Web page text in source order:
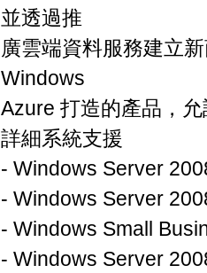
並透過推
廣雲端資料服務建立
Windows
Azure 打造的產品，
詳細系統支援
- Windows Server
- Windows Server
- Windows Small
- Windows Server